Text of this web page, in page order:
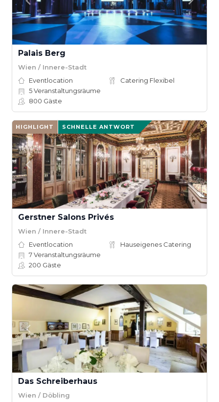
Palais Berg
Wien / Innere-Stadt
Eventlocation
Catering Flexibel
5Veranstaltungsräume
800 Gäste
HIGHLIGHT SCHNELLE ANTWORT
Gerstner Salons Privés
Wien / Innere-Stadt
Eventlocation
Hauseigenes Catering
7Veranstaltungsräume
200 Gäste
Das Schreiberhaus
Wien / Döbling